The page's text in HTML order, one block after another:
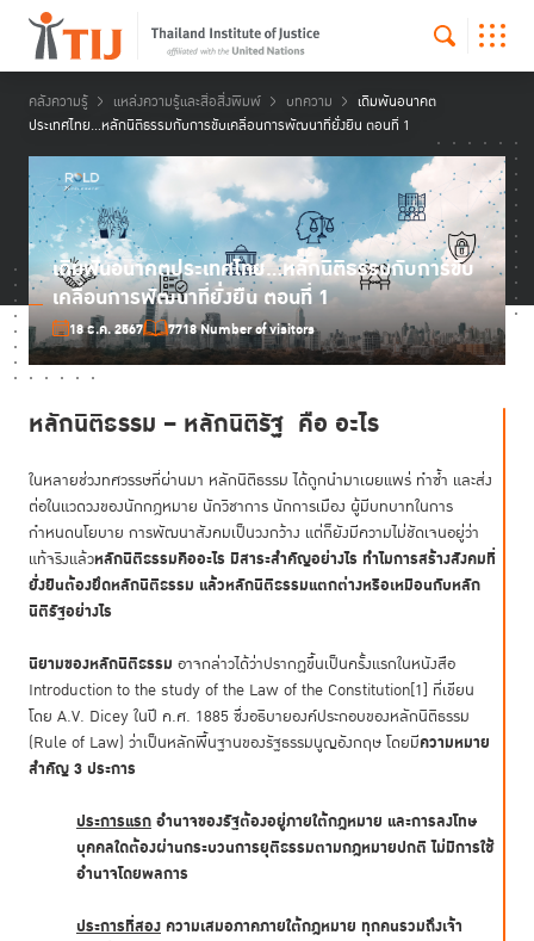
คลังความรู้ แหล่งความรู้และสื่อสิ่งพิมพ์ บทความ
เดิมพันอนาคต
ประเทศไทย...หลักนิติธรรมกับการขับเคลื่อนการพัฒนาที่ยั่งยืน ตอนที่ 1
เดิมพันอนาคตประเทศไทย...หลักนิติธรรมกับการขับ
เคลื่อนการพัฒนาที่ยั่งยืน ตอนที่ 1
18 ธ.ค. 2567 7718 Number of visitors
หลักนิติธรรม – หลักนิติรัฐ คือ อะไร
ในหลายช่วงทศวรรษที่ผ่านมา หลักนิติธรรม ได้ถูกนำมาเผยแพร่ ทำซ้ำ และส่ง
ต่อในแวดวงของนักกฎหมาย นักวิชาการ นักการเมือง ผู้มีบทบาทในการ
กำหนดนโยบาย การพัฒนาสังคมเป็นวงกว้าง แต่ก็ยังมีความไม่ชัดเจนอยู่ว่า
แท้จริงแล้วหลักนิติธรรมคืออะไร มีสาระสำคัญอย่างไร ทำไมการสร้างสังคมที่
ยั่งยืนต้องยึดหลักนิติธรรม แล้วหลักนิติธรรมแตกต่างหรือเหมือนกับหลัก
นิติรัฐอย่างไร
นิยามของหลักนิติธรรม อาจกล่าวได้ว่าปรากฏขึ้นเป็นครั้งแรกในหนังสือ
Introduction to the study of the Law of the Constitution[1] ที่เขียน
โดย A.V. Dicey ในปี ค.ศ. 1885 ซึ่งอธิบายองค์ประกอบของหลักนิติธรรม
(Rule of Law) ว่าเป็นหลักพื้นฐานของรัฐธรรมนูญอังกฤษ โดยมีความหมาย
สำคัญ 3 ประการ
ประการแรกอำนาจของรัฐต้องอยู่ภายใต้กฎหมาย และการลงโทษ
บุคคลใดต้องผ่านกระบวนการยุติธรรมตามกฎหมายปกติ ไม่มีการใช้
อำนาจโดยพลการ
ประการที่สอง ความเสมอภาคภายใต้กฎหมาย ทุกคนรวมถึงเจ้า